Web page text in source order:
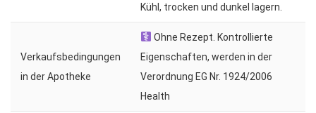
Kühl, trocken und dunkel lagern.
Verkaufsbedingungen
in der Apotheke
Ohne Rezept. Kontrollierte
Eigenschaften, werden in der
Verordnung EG Nr. 1924/2006
Health